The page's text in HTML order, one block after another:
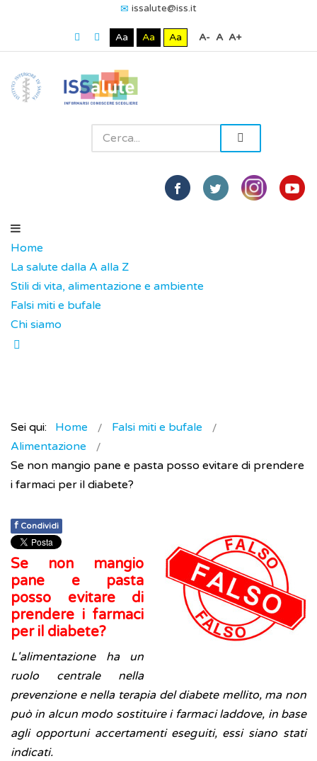
issalute@iss.it
Aa Aa Aa A- A A+
Home
La salute dalla A alla Z
Stili di vita, alimentazione e ambiente
Falsi miti e bufale
Chi siamo
Sei qui: Home
Falsi miti e bufale
Alimentazione
Se non mangio pane e pasta posso evitare di prendere
i farmaci per il diabete?
f Condividi
Se non mangio
pane e pasta
posso evitare di
prendere i farmaci
per il diabete?
L'alimentazione ha un
ruolo centrale nella
prevenzione e nella terapia del diabete mellito, ma non
può in alcun modo sostituire i farmaci laddove, in base
agli opportuni accertamenti eseguiti, essi siano stati
indicati.